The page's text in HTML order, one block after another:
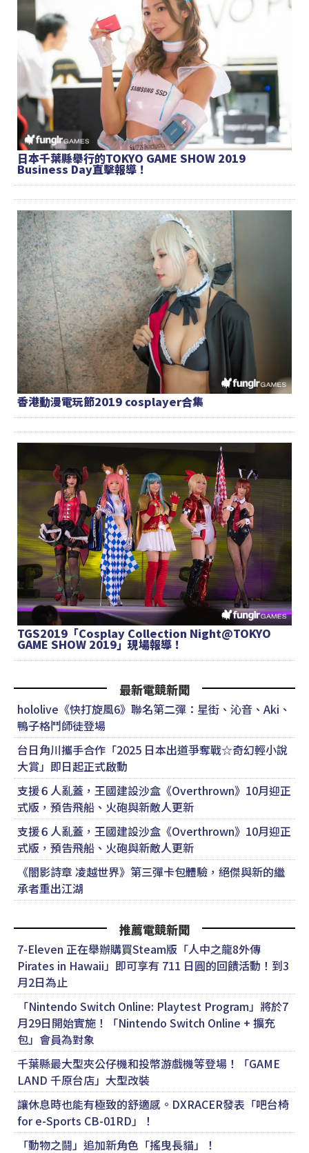
日本千葉縣舉行的TOKYO GAME SHOW 2019
Business Day直擊報導！
香港動漫電玩節2019 cosplayer合集
TGS2019「Cosplay Collection Night@TOKYO
GAME SHOW 2019」現場報導！
最新電競新聞
hololive《快打旋風6》聯名第二彈：星街、沁音、Aki、
鴨子格鬥師徒登場
台日角川攜手合作「2025 日本出道爭奪戰☆奇幻輕小說
大賞」即日起正式啟動
支援６人亂蓋，王國建設沙盒《Overthrown》10月迎正
式版，預告飛船、火砲與新敵人更新
支援６人亂蓋，王國建設沙盒《Overthrown》10月迎正
式版，預告飛船、火砲與新敵人更新
《闇影詩章 凌越世界》第三彈卡包體驗，絕傑與新的繼
承者重出江湖
推薦電競新聞
7-Eleven 正在舉辦購買Steam版「人中之龍8外傳
Pirates in Hawaii」即可享有 711 日圓的回饋活動！到3
月2日為止
「Nintendo Switch Online: Playtest Program」將於7
月29日開始實施！「Nintendo Switch Online + 擴充
包」會員為對象
千葉縣最大型夾公仔機和投幣游戲機等登場！「GAME
LAND 千原台店」大型改裝
讓休息時也能有極致的舒適感。DXRACER發表「吧台椅
for e-Sports CB-01RD」！
「動物之鬪」追加新角色「搖曳長貓」！